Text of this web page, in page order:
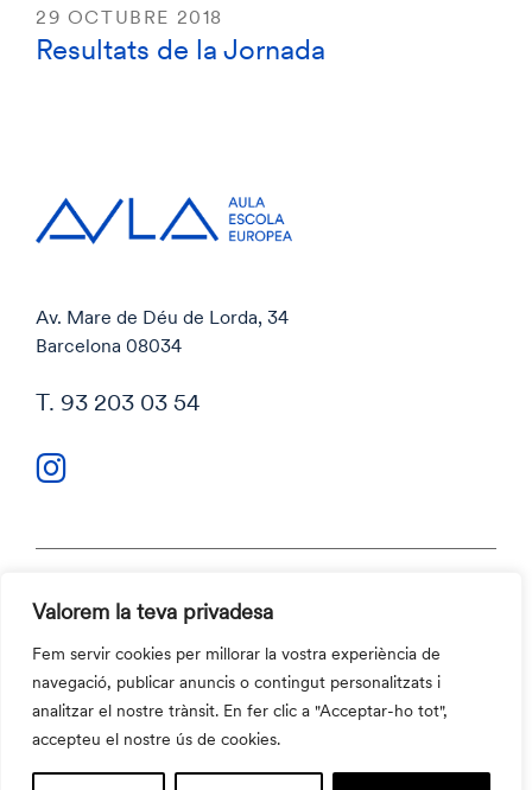
Valorem la teva privadesa
Fem servir cookies per millorar la vostra experiència de
navegació, publicar anuncis o contingut personalitzats i
analitzar el nostre trànsit. En fer clic a "Acceptar-ho tot",
accepteu el nostre ús de cookies.
29 OCTUBRE 2018
Resultats de la Jornada
Av. Mare de Déu de Lorda, 34
Barcelona 08034
T. 93 203 03 54
Política de privacitat
Política de cookies
Codi ètic i Canal ètic
Contacte
©2026 Aula Escola Europea